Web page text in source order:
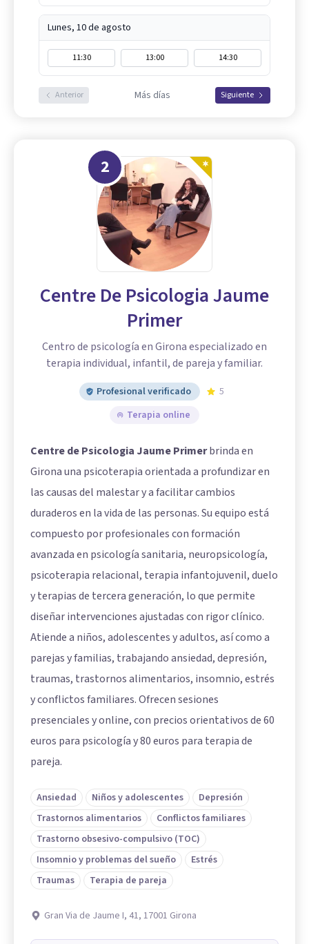
Lunes, 10 de agosto
11:30 13:00 14:30
Anterior Más días Siguiente
2
Centre De Psicologia Jaume
Primer
Centro de psicología en Girona especializado en
terapia individual, infantil, de pareja y familiar.
Profesional verificado
5
Terapia online
Centre de Psicologia Jaume Primerbrinda en
Girona una psicoterapia orientada a profundizar en
las causas del malestar y a facilitar cambios
duraderos en la vida de las personas. Su equipo está
compuesto por profesionales con formación
avanzada en psicología sanitaria, neuropsicología,
psicoterapia relacional, terapia infantojuvenil, duelo
y terapias de tercera generación, lo que permite
diseñar intervenciones ajustadas con rigor clínico.
Atiende a niños, adolescentes y adultos, así como a
parejas y familias, trabajando ansiedad, depresión,
traumas, trastornos alimentarios, insomnio, estrés
y conflictos familiares. Ofrecen sesiones
presenciales y online, con precios orientativos de 60
euros para psicología y 80 euros para terapia de
pareja.
Ansiedad Niños y adolescentes
Depresión
Trastornos alimentarios
Conflictos familiares
Trastorno obsesivo-compulsivo (TOC)
Insomnio y problemas del sueño
Estrés
Traumas
Terapia de pareja
Gran Via de Jaume I, 41, 17001 Girona